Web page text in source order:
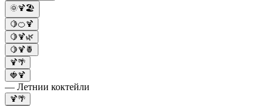
🌞🍹🏖️
🍋🍊🍹
🍋🍹🌿
🍋🍹🍍
🍹🌴
🍓🍹
— Летнии коктейли
🍹🌴